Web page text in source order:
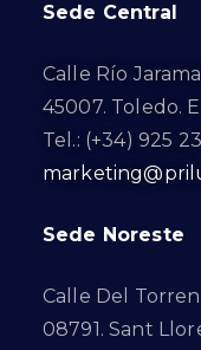
Sede Central
Calle Río
45007. Toledo.
Tel.: (+34) 925
Sede Noreste
Calle Del
08791. Sant